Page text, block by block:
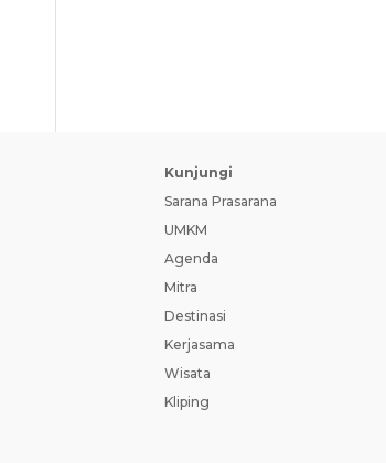
Kunjungi
Sarana Prasarana
UMKM
Agenda
Mitra
Destinasi
Kerjasama
Wisata
Kliping